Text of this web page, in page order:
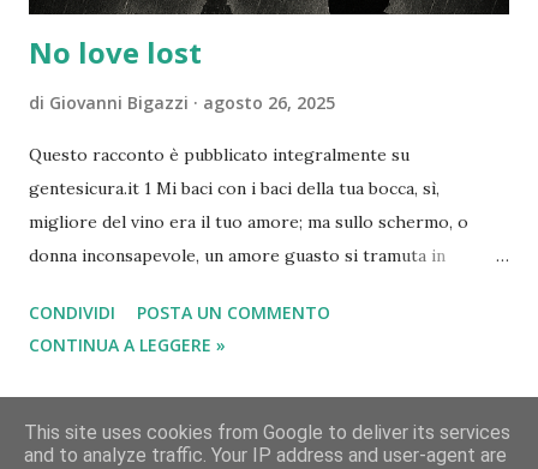
No love lost
di Giovanni Bigazzi agosto 26, 2025
Questo racconto è pubblicato integralmente su
gentesicura.it 1 Mi baci con i baci della tua bocca, sì,
migliore del vino era il tuo amore; ma sullo schermo, o
donna inconsapevole, un amore guasto si tramuta in
spande è il tuo nome, per questo le figlie di Gerusalemme
si rallegrano. Ma ora un’altra eco corre nelle reti: non
Puoi continuare la lettura al seguente link No love lost –
#gentesicura – Cittadinanza digitale e consapevolezza dei
CONDIVIDI
POSTA UN COMMENTO
CONTINUA A LEGGERE »
This site uses cookies from Google to deliver its services
and to analyze traffic. Your IP address and user-agent are